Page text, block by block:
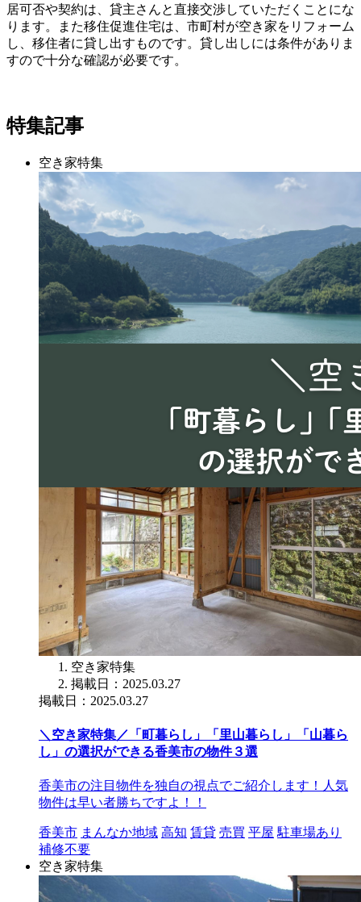
居可否や契約は、貸主さんと直接交渉していただくことにな
ります。また移住促進住宅は、市町村が空き家をリフォーム
し、移住者に貸し出すものです。貸し出しには条件がありま
すので十分な確認が必要です。
特集記事
空き家特集
空き家特集
掲載日：2025.03.27
掲載日：2025.03.27
＼空き家特集／「町暮らし」「里山暮らし」「山暮ら
し」の選択ができる香美市の物件３選
香美市の注目物件を独自の視点でご紹介します！人気
物件は早い者勝ちですよ！！
香美市 まんなか地域 高知 賃貸 売買 平屋 駐車場あり
補修不要
空き家特集